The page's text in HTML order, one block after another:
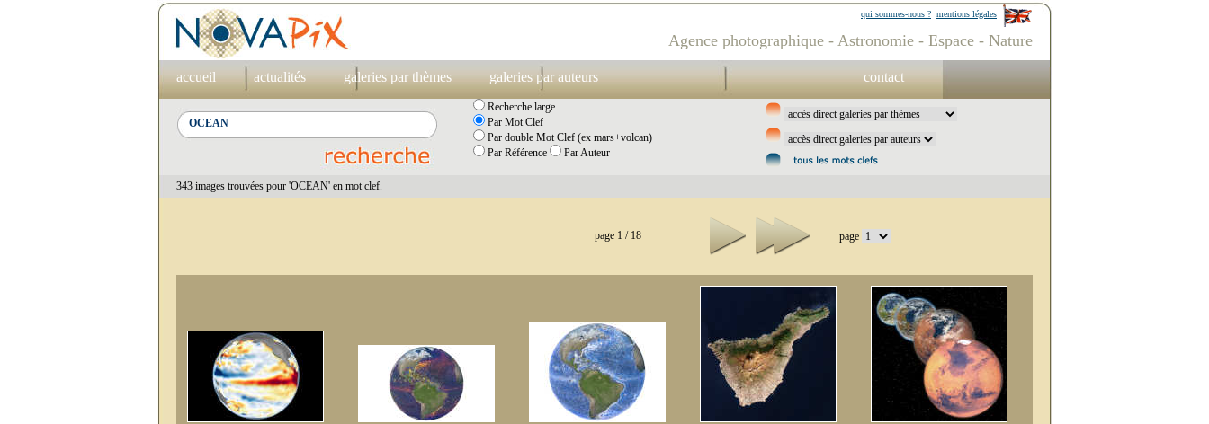
mentions légales
qui sommes-nous ?
Agence photographique - Astronomie - Espace - Nature
accueil actualités galeries par thèmes galeries par auteurs contact
Recherche large
Par Mot Clef
Par double Mot Clef (ex mars+volcan)
Par Référence
Par Auteur
343 images trouvées pour 'OCEAN' en mot clef.
page 1 / 18 page